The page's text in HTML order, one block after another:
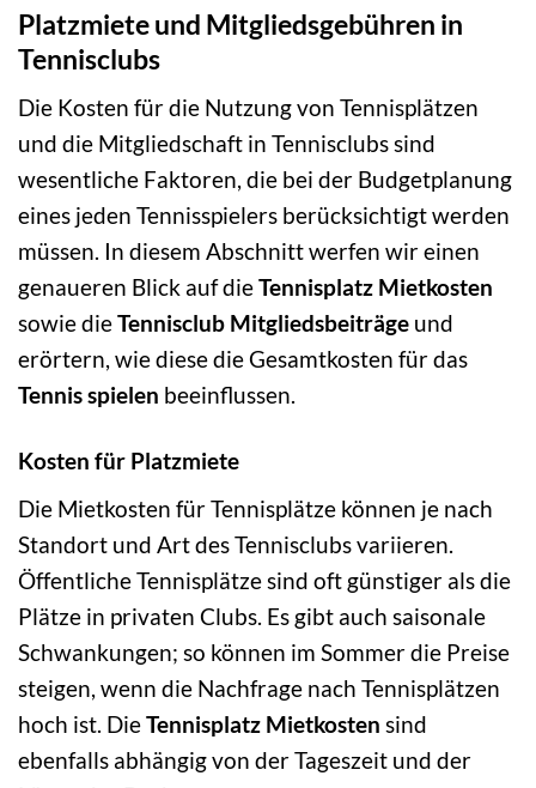
Platzmiete und Mitgliedsgebühren in
Tennisclubs
Die Kosten für die Nutzung von Tennisplätzen
und die Mitgliedschaft in Tennisclubs sind
wesentliche Faktoren, die bei der Budgetplanung
eines jeden Tennisspielers berücksichtigt werden
müssen. In diesem Abschnitt werfen wir einen
genaueren Blick auf dieTennisplatz Mietkosten
sowie dieTennisclub Mitgliedsbeiträge und
erörtern, wie diese die Gesamtkosten für das
Tennis spielen beeinflussen.
Kosten für Platzmiete
Die Mietkosten für Tennisplätze können je nach
Standort und Art des Tennisclubs variieren.
Öffentliche Tennisplätze sind oft günstiger als die
Plätze in privaten Clubs. Es gibt auch saisonale
Schwankungen; so können im Sommer die Preise
steigen, wenn die Nachfrage nach Tennisplätzen
hoch ist. DieTennisplatz Mietkosten sind
ebenfalls abhängig von der Tageszeit und der